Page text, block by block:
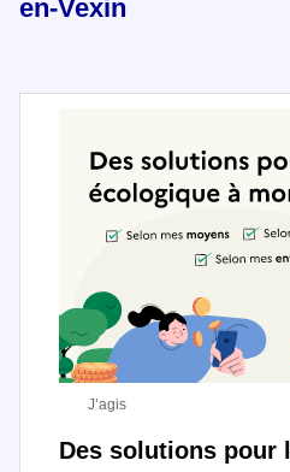
en-Vexin
Des solutions pour
J’agis